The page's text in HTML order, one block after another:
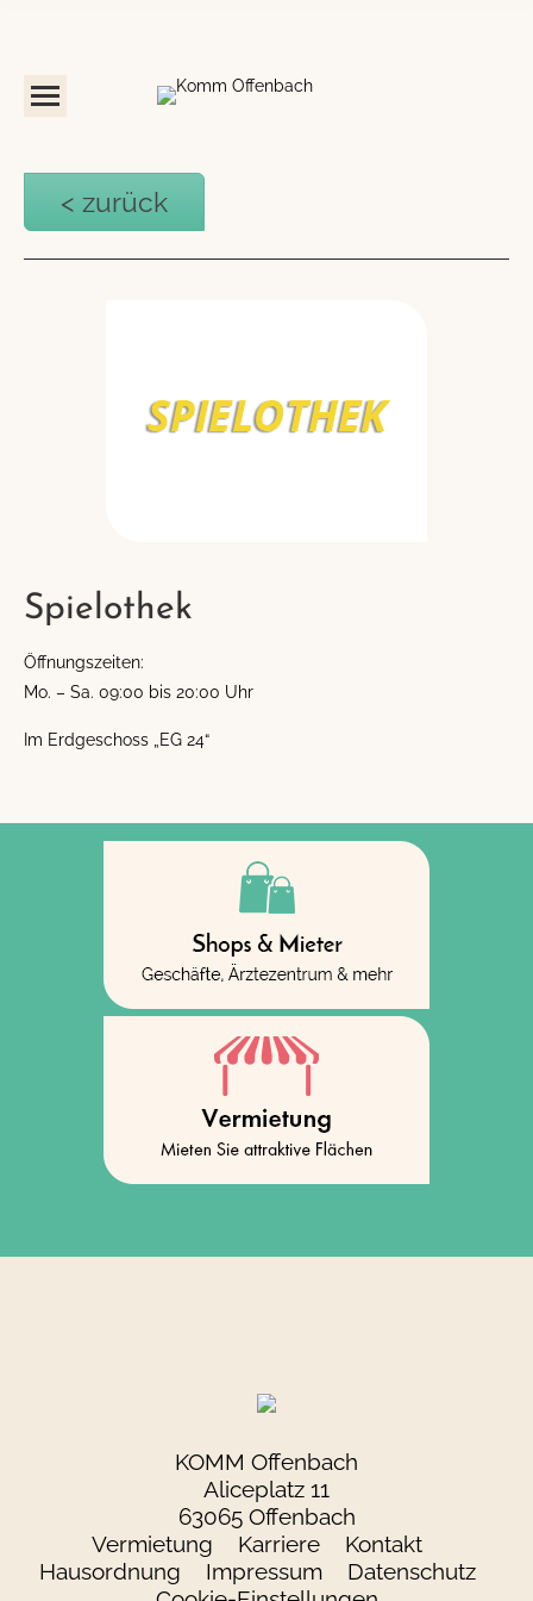
< zurück
Spielothek
Öffnungszeiten:
Mo. – Sa. 09:00 bis 20:00 Uhr
Im Erdgeschoss „EG 24“
KOMM Offenbach
Aliceplatz 11
63065 Offenbach
Vermietung
Karriere
Kontakt
Hausordnung
Impressum
Datenschutz